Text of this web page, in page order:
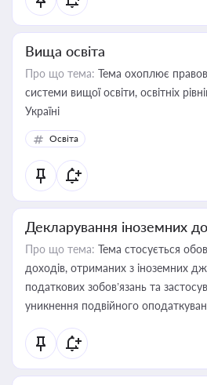
Вища освіта
Про що тема: Тема охоплює
системи вищої освіти, освітніх
Україні
Освіта
Декларування іноземних
Про що тема: Тема стосується
доходів, отриманих з іноземних
податкових зобов’язань та
уникнення подвійного